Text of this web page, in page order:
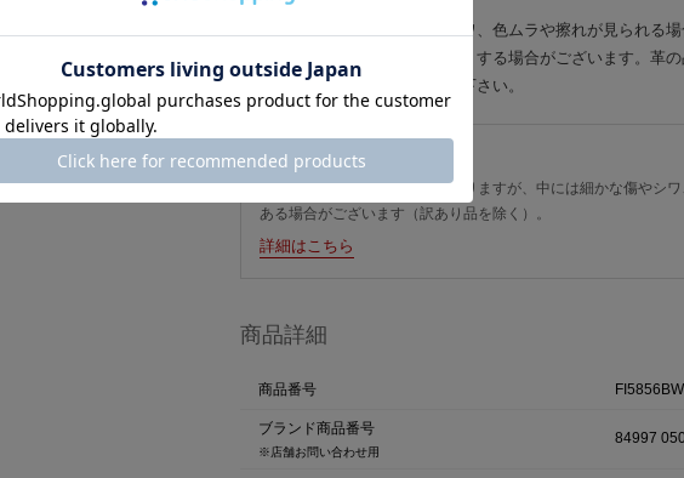
素材の特性上、多少のキズやシワ、色ムラや擦れが見られる場
汗や雨などで濡れた場合、色移りする場合がございます。革
きるだけ濡らさないようご注意下さい。
こちらはアウトレット品です。
主にはシーズン落ちの新品になりますが、中には細かな傷やシ
ある場合がございます（訳あり品を除く）。
詳細はこちら
商品詳細
商品番号
ブランド商品番号
※店舗お問い合わせ用
84997